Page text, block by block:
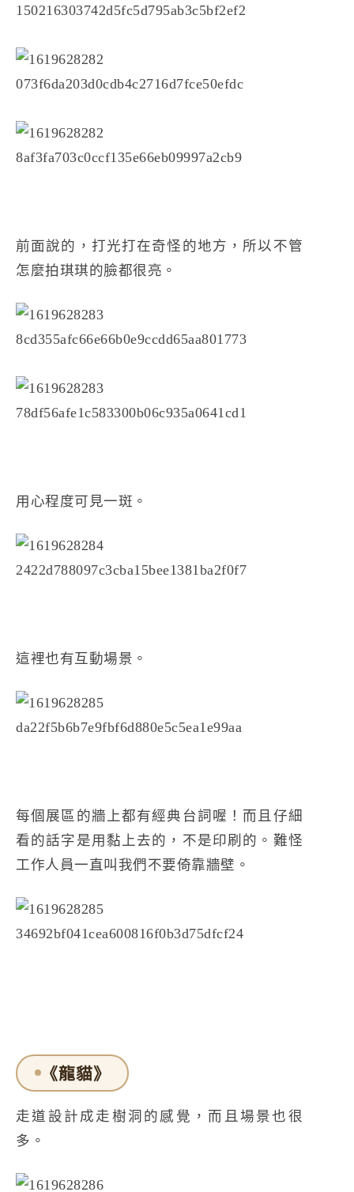
前面說的，打光打在奇怪的地方，所以不管
怎麼拍琪琪的臉都很亮。
用心程度可見一斑。
這裡也有互動場景。
每個展區的牆上都有經典台詞喔！而且仔細
看的話字是用黏上去的，不是印刷的。難怪
工作人員一直叫我們不要倚靠牆壁。
《龍貓》
走道設計成走樹洞的感覺，而且場景也很
多。